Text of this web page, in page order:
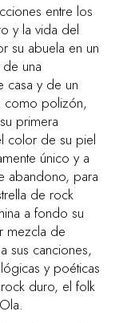
entre los
y la vida del
su abuela en un
una
casa y de un
como polizón,
primera
color de su piel
único y a
abandono, para
de rock
a fondo su
mezcla de
sus canciones,
y poéticas
duro, el folk